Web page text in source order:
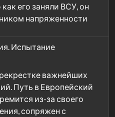
его заняли ВСУ, он
напряженности
Испытание
важнейших
Путь в Европейский
из-за своего
сопряжен с